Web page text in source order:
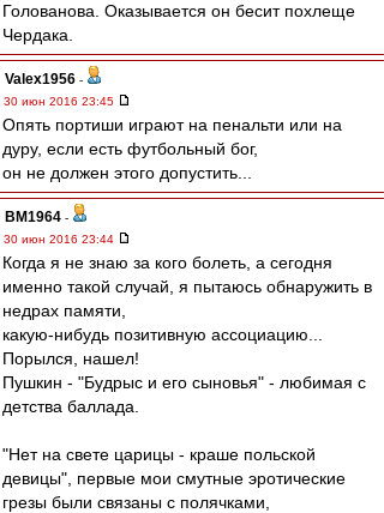
Голованова. Оказывается он бесит похлеще
Чердака.
Valex1956 -
30 июн 2016 23:45
Опять портиши играют на пенальти или на
дуру, если есть футбольный бог,
он не должен этого допустить...
BM1964 -
30 июн 2016 23:44
Когда я не знаю за кого болеть, а сегодня
именно такой случай, я пытаюсь обнаружить в
недрах памяти,
какую-нибудь позитивную ассоциацию...
Порылся, нашел!
Пушкин - "Будрыс и его сыновья" - любимая с
детства баллада.
"Нет на свете царицы - краше польской
девицы", первые мои смутные эротические
грезы были связаны с полячками,